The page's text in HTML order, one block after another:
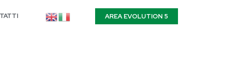
AREA EVOLUTION 5